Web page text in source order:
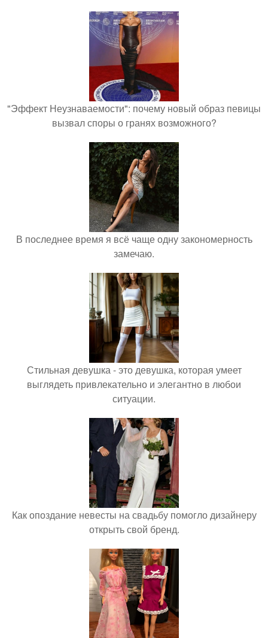
"Эффект Неузнаваемости": почему новый образ певицы
вызвал споры о гранях возможного?
В последнее время я всё чаще одну закономерность
замечаю.
Стильная девушка - это девушка, которая умеет
выглядеть привлекательно и элегантно в любои
ситуации.
Как опоздание невесты на свадьбу помогло дизайнеру
открыть свой бренд.